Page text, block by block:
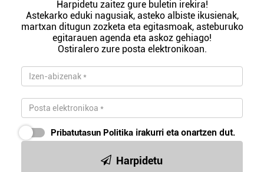
Harpidetu zaitez gure buletin irekira!
Astekarko eduki nagusiak, asteko albiste ikusienak,
martxan ditugun zozketa eta egitasmoak, asteburuko
egitarauen agenda eta askoz gehiago!
Ostiralero zure posta elektronikoan.
Pribatutasun Politika irakurri eta onartzen dut.
Harpidetu